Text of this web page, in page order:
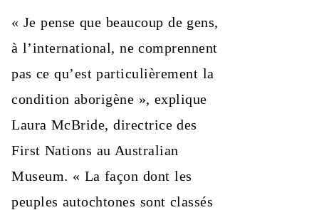
« Je pense que beaucoup de gens,
à l’international, ne comprennent
pas ce qu’est particulièrement la
condition aborigène », explique
Laura McBride, directrice des
First Nations au Australian
Museum. « La façon dont les
peuples autochtones sont classés